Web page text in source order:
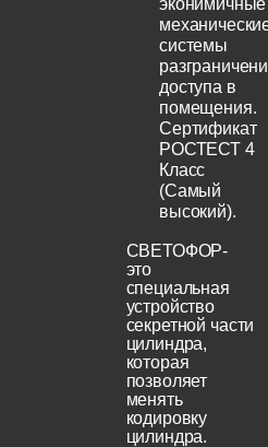
эконимичные
системы
доступа в
помещения.
Сертификат
РОСТЕСТ 4
Класс
(Самый
высокий).
СВЕТОФОР-
это
специальная
устройство
секретной части
цилиндра,
которая
позволяет
менять
кодировку
цилиндра.